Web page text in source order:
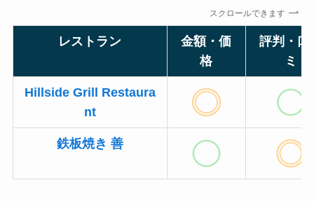
スクロールできます
レストラン
金額・価
格
評判・口
ミ
Hillside Grill Restaura
nt
鉄板焼き 善